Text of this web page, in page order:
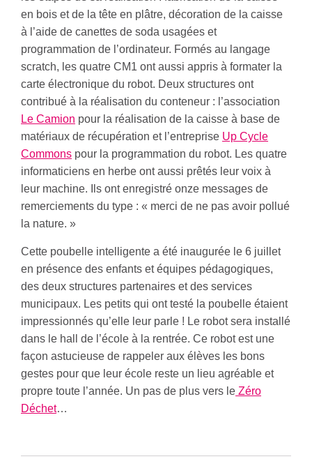
en bois et de la tête en plâtre, décoration de la caisse
à l’aide de canettes de soda usagées et
programmation de l’ordinateur. Formés au langage
scratch, les quatre CM1 ont aussi appris à formater la
carte électronique du robot. Deux structures ont
contribué à la réalisation du conteneur : l’association
Le Camion pour la réalisation de la caisse à base de
matériaux de récupération et l’entreprise Up Cycle
Commons pour la programmation du robot. Les quatre
informaticiens en herbe ont aussi prêtés leur voix à
leur machine. Ils ont enregistré onze messages de
remerciements du type : « merci de ne pas avoir pollué
la nature. »
Cette poubelle intelligente a été inaugurée le 6 juillet
en présence des enfants et équipes pédagogiques,
des deux structures partenaires et des services
municipaux. Les petits qui ont testé la poubelle étaient
impressionnés qu’elle leur parle ! Le robot sera installé
dans le hall de l’école à la rentrée. Ce robot est une
façon astucieuse de rappeler aux élèves les bons
gestes pour que leur école reste un lieu agréable et
propre toute l’année. Un pas de plus vers le Zéro
Déchet…